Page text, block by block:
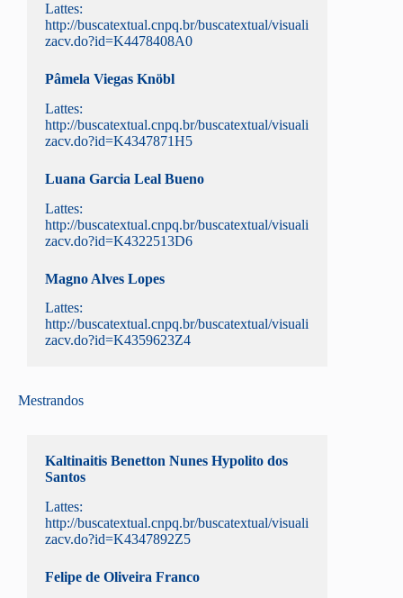
Lattes:
http://buscatextual.cnpq.br/buscatextual/visuali
zacv.do?id=K4478408A0
Pâmela Viegas Knöbl
Lattes:
http://buscatextual.cnpq.br/buscatextual/visuali
zacv.do?id=K4347871H5
Luana Garcia Leal Bueno
Lattes:
http://buscatextual.cnpq.br/buscatextual/visuali
zacv.do?id=K4322513D6
Magno Alves Lopes
Lattes:
http://buscatextual.cnpq.br/buscatextual/visuali
zacv.do?id=K4359623Z4
Mestrandos
Kaltinaitis Benetton Nunes Hypolito dos
Santos
Lattes:
http://buscatextual.cnpq.br/buscatextual/visuali
zacv.do?id=K4347892Z5
Felipe de Oliveira Franco